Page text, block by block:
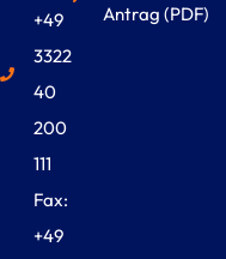
+49
3322
40
200
111
Fax:
+49
Antrag (PDF)